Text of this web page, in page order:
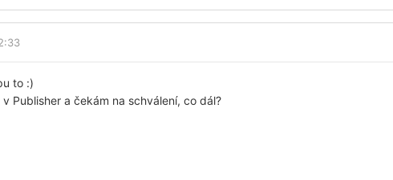
to :)
Publisher a čekám na schválení, co dál?